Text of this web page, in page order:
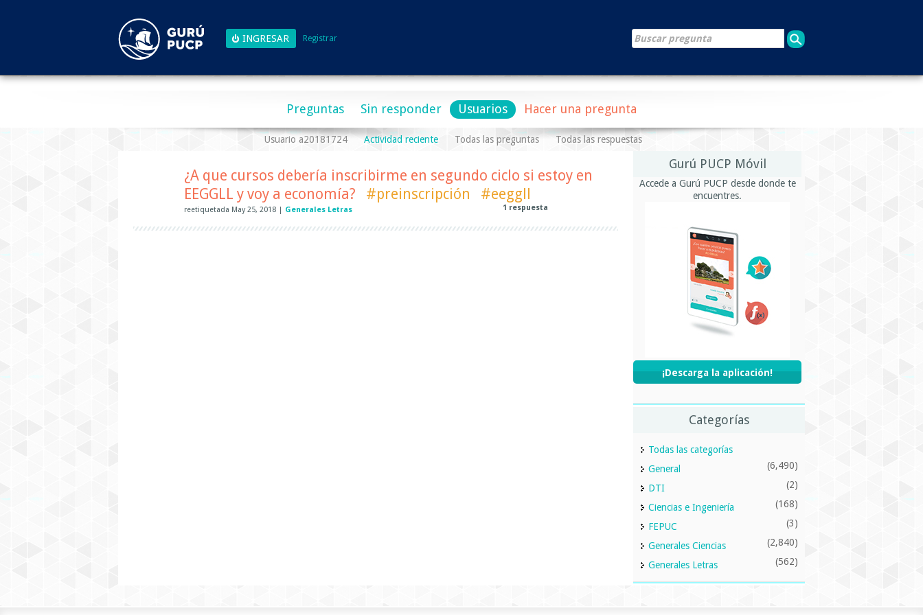
Registrar
Preguntas Sin responder Usuarios Hacer una pregunta
Usuario a20181724 Actividad reciente Todas las preguntas Todas las respuestas
¿A que cursos debería inscribirme en segundo ciclo si estoy en
EEGGLL y voy a economía?
#preinscripción #eeggll
reetiquetada May 25, 2018 Generales Letras 1 respuesta
Gurú PUCP Móvil
Accede a Gurú PUCP desde donde te
encuentres.
¡Descarga la aplicación!
Categorías
Todas las categorías
General
(6,490)
DTI (2)
Ciencias e Ingeniería (168)
FEPUC (3)
Generales Ciencias (2,840)
Generales Letras (562)